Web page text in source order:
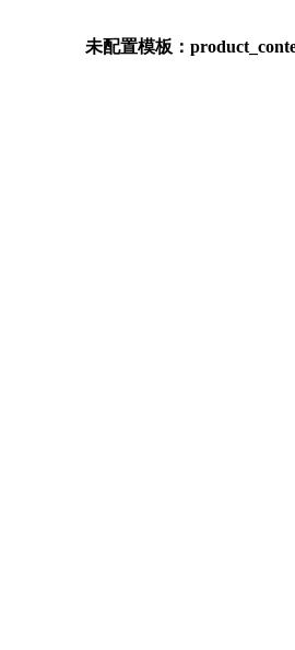
未配置模板：